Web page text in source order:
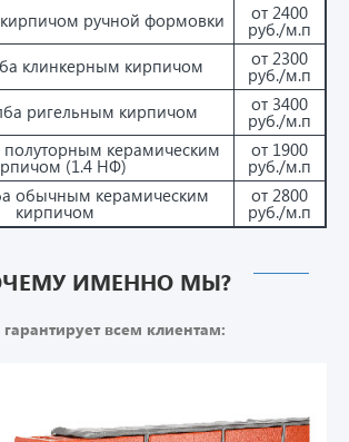
кирпичом ручной формовки от 2400
руб./м.п
клинкерным кирпичом
от 2300
руб./м.п
ригельным кирпичом
от 3400
руб./м.п
полуторным керамическим
(1.4 НФ)
от 1900
руб./м.п
обычным керамическим
кирпичом
от 2800
руб./м.п
ИМЕННО МЫ?
всем клиентам: